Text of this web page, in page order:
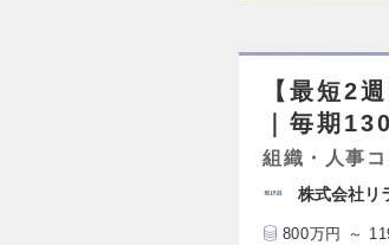
【最短2
｜毎期
組織・人事
株式会社リ
800万円 ～